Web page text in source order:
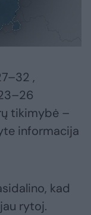
,
tikimybė –
informacija
kad
rytoj.